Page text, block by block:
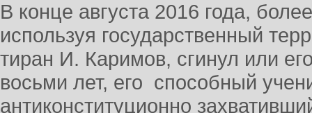
В конце августа 2016 года,
используя государственный
тиран И. Каримов, сгинул или
восьми лет, его способный
антиконституционно